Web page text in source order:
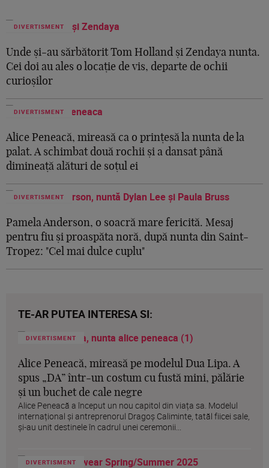
DIVERTISMENT
Unde și-au sărbătorit Tom Holland și Zendaya nunta.
Cei doi au ales o locație de vis, departe de ochii
curioșilor
DIVERTISMENT
Alice Peneacă, mireasă ca o prințesă la nunta de la
palat. A schimbat două rochii și a dansat până
dimineață alături de soțul ei
DIVERTISMENT
Pamela Anderson, o soacră mare fericită. Mesaj
pentru fiu și proaspăta noră, după nunta din Saint-
Tropez: "Cel mai dulce cuplu"
TE-AR PUTEA INTERESA SI:
DIVERTISMENT
Alice Peneacă, mireasă pe modelul Dua Lipa. A
spus „DA” într-un costum cu fustă mini, pălărie
și un buchet de cale negre
Alice Peneacă a început un nou capitol din viața sa. Modelul
internațional și antreprenorul Dragoș Caliminte, tatăl fiicei sale,
și-au unit destinele în cadrul unei ceremonii...
DIVERTISMENT